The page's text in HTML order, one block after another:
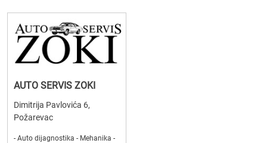
AUTO SERVIS ZOKI
Dimitrija Pavlovića 6,
Požarevac
- Auto dijagnostika - Mehanika -